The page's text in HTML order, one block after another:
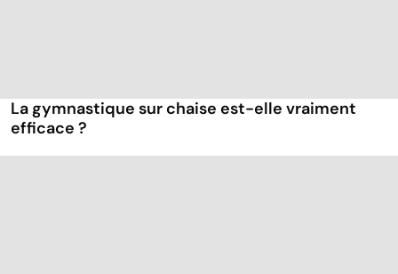
La gymnastique sur chaise est-elle vraiment
efficace ?